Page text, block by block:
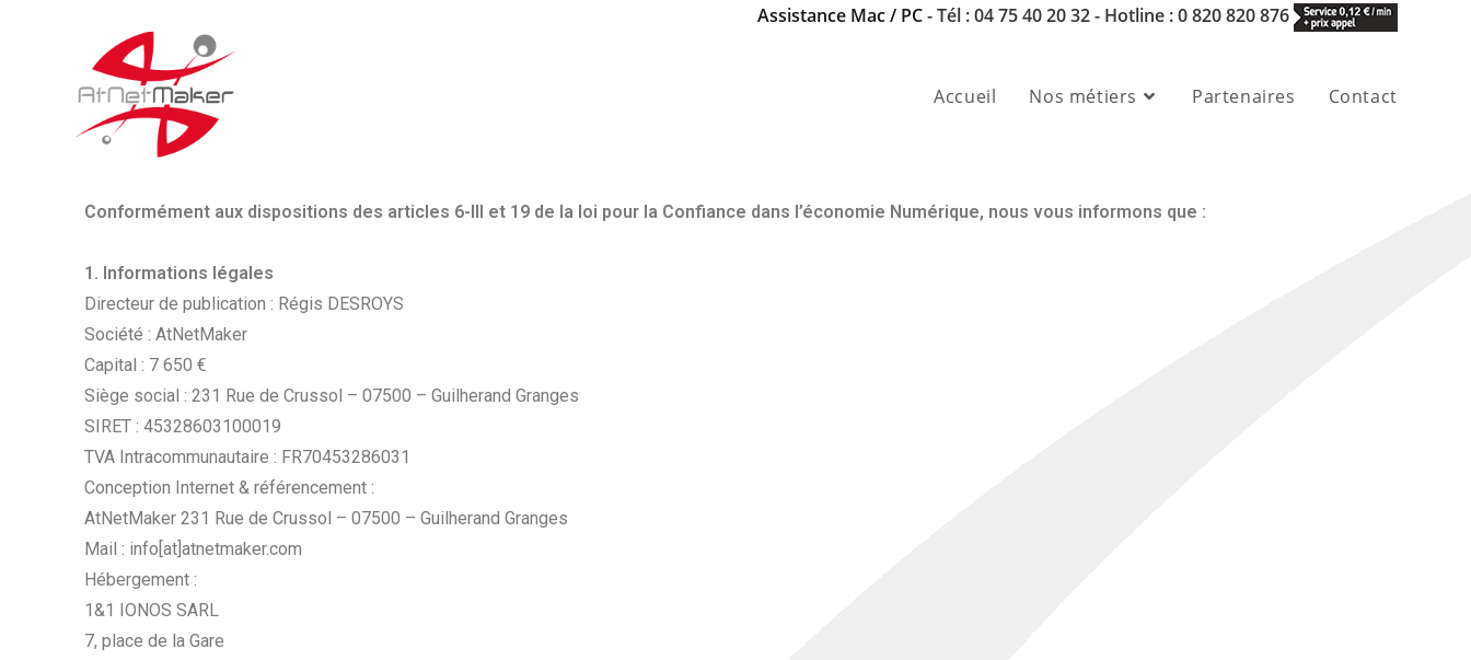
Assistance Mac / PC- Tél : 04 75 40 20 32 - Hotline : 0 820 820 876
Accueil Nos métiers Partenaires Contact
Conformément aux dispositions des articles 6-III et 19 de la loi pour la Confiance dans l’économie Numérique, nous vous informons que :
1. Informations légales
Directeur de publication : Régis DESROYS
Société : AtNetMaker
Capital : 7 650 €
Siège social : 231 Rue de Crussol – 07500 – Guilherand Granges
SIRET : 45328603100019
TVA Intracommunautaire : FR70453286031
Conception Internet & référencement :
AtNetMaker 231 Rue de Crussol – 07500 – Guilherand Granges
Mail : info[at]atnetmaker.com
Hébergement :
1&1 IONOS SARL
7, place de la Gare